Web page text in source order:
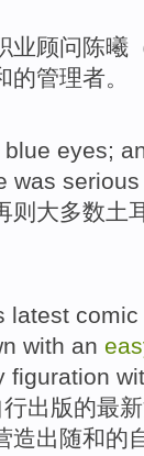
业顾问陈曦
的管理者。
blue eyes;
was
则 大多数土
latest
with an
figuration
行出版的最新
造出 随和的